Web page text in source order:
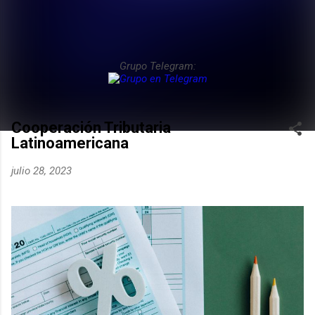
Grupo Telegram:
Cooperación Tributaria
Latinoamericana
julio 28, 2023